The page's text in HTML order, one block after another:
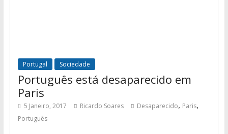
Portugal Sociedade
Português está desaparecido em
Paris
5 Janeiro, 2017 Ricardo Soares Desaparecido, Paris,
Português